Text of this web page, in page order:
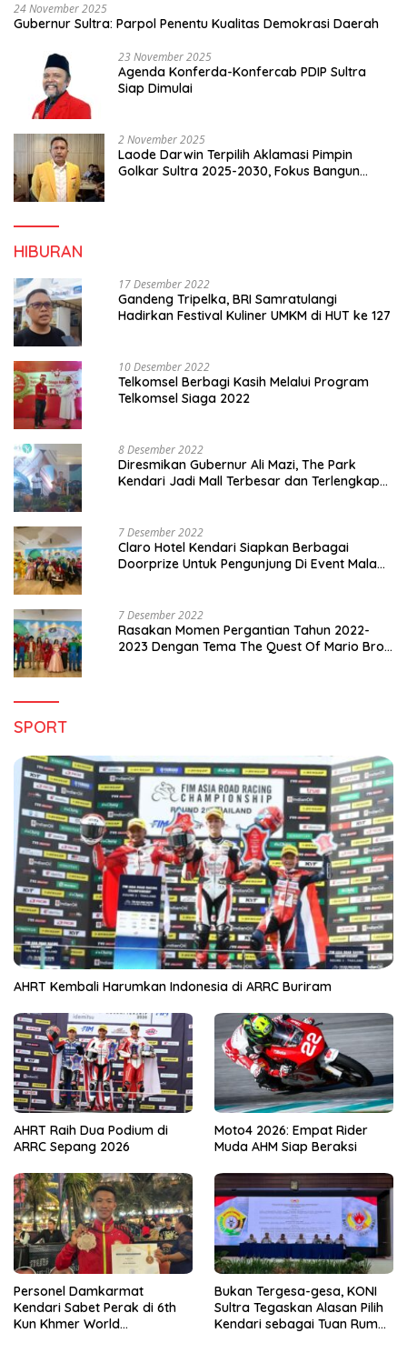
24 November 2025
Gubernur Sultra: Parpol Penentu Kualitas Demokrasi Daerah
23 November 2025
Agenda Konferda-Konfercab PDIP Sultra
Siap Dimulai
2 November 2025
Laode Darwin Terpilih Aklamasi Pimpin
Golkar Sultra 2025-2030, Fokus Bangun
HIBURAN
17 Desember 2022
Gandeng Tripelka, BRI Samratulangi
Hadirkan Festival Kuliner UMKM di HUT ke 127
10 Desember 2022
Telkomsel Berbagi Kasih Melalui Program
Telkomsel Siaga 2022
8 Desember 2022
Diresmikan Gubernur Ali Mazi, The Park
Kendari Jadi Mall Terbesar dan Terlengkap
7 Desember 2022
Claro Hotel Kendari Siapkan Berbagai
Doorprize Untuk Pengunjung Di Event Malam
7 Desember 2022
Rasakan Momen Pergantian Tahun 2022-
2023 Dengan Tema The Quest Of Mario Bros
SPORT
AHRT Kembali Harumkan Indonesia di ARRC Buriram
AHRT Raih Dua Podium di
ARRC Sepang 2026
Moto4 2026: Empat Rider
Muda AHM Siap Beraksi
Personel Damkarmat
Kendari Sabet Perak di 6th
Kun Khmer World
Bukan Tergesa-gesa, KONI
Sultra Tegaskan Alasan Pilih
Kendari sebagai Tuan Rumah